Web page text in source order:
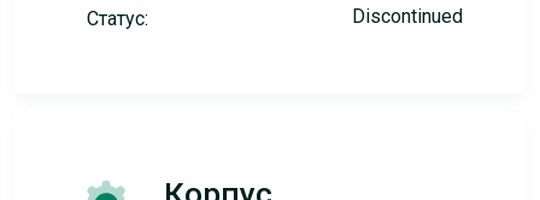
Статус: Discontinued